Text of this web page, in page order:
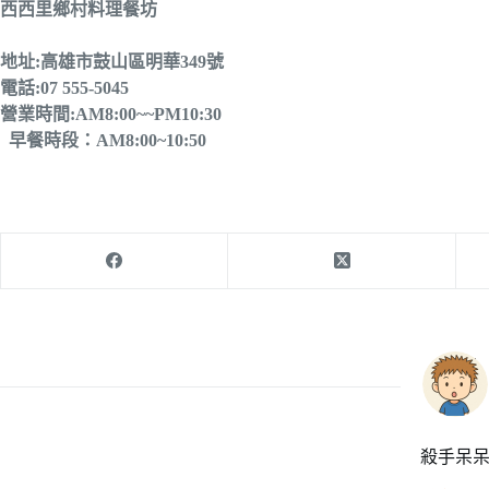
西西里鄉村料理餐坊
地址:高雄市鼓山區明華349號
電話:07 555-5045
營業時間:AM8:00~~PM10:30
早餐時段：AM8:00~10:50
殺手呆